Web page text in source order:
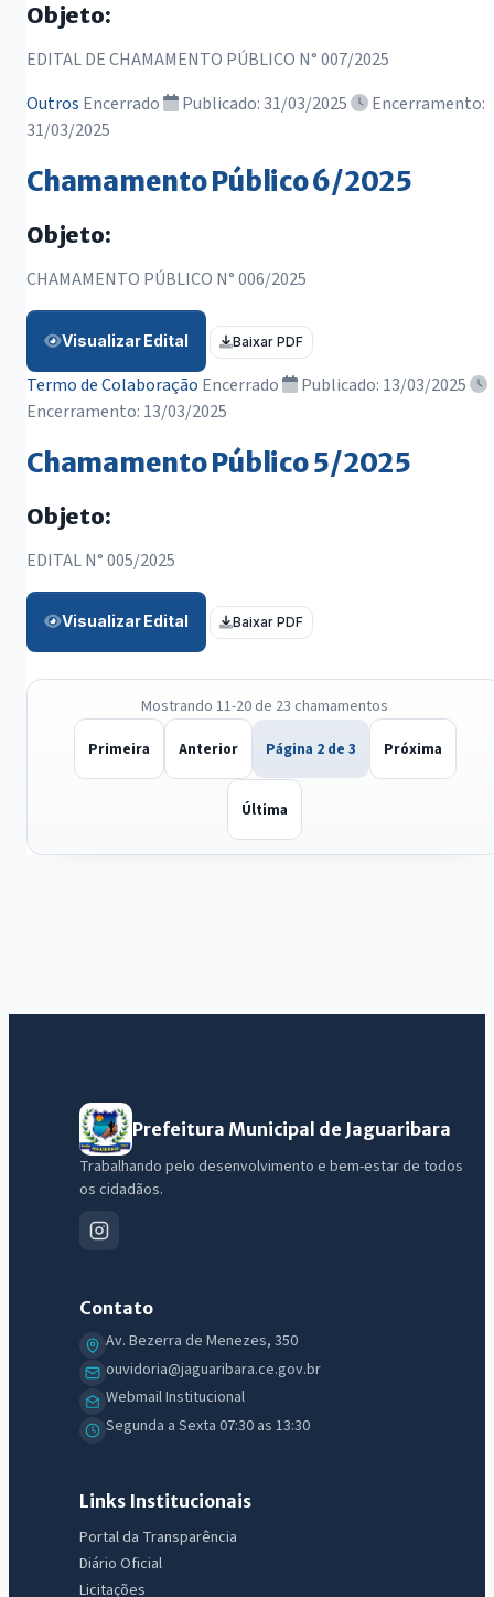
Objeto:
EDITAL DE CHAMAMENTO PÚBLICO N° 007/2025
Outros Encerrado Publicado: 31/03/2025
Encerramento:
31/03/2025
Chamamento Público 6/2025
Objeto:
CHAMAMENTO PÚBLICO N° 006/2025
Visualizar Edital Baixar PDF
Termo de Colaboração Encerrado
Publicado: 13/03/2025
Encerramento: 13/03/2025
Chamamento Público 5/2025
Objeto:
EDITAL N° 005/2025
Visualizar Edital Baixar PDF
Mostrando 11-20 de 23 chamamentos
Primeira Anterior Página 2 de 3 Próxima
Última
Prefeitura Municipal de Jaguaribara
Trabalhando pelo desenvolvimento e bem-estar de todos
os cidadãos.
Contato
Av. Bezerra de Menezes, 350
ouvidoria@jaguaribara.ce.gov.br
Webmail Institucional
Segunda a Sexta 07:30 as 13:30
Links Institucionais
Portal da Transparência
Diário Oficial
Licitações